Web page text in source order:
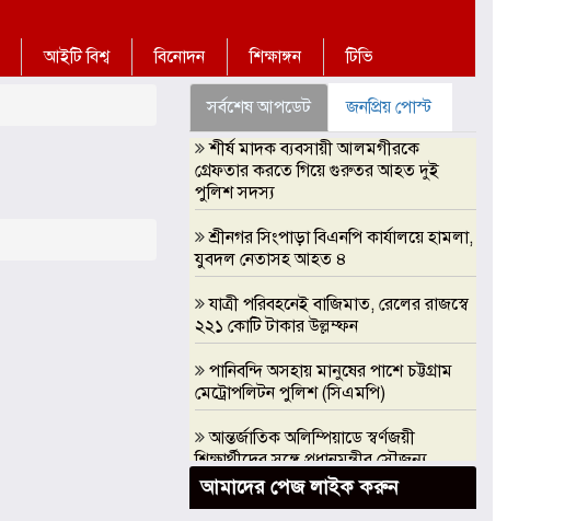
আইটি বিশ্ব বিনোদন শিক্ষাঙ্গন টিভি
সর্বশেষ আপডেট
জনপ্রিয় পোস্ট
শীর্ষ মাদক ব্যবসায়ী আলমগীরকে
গ্রেফতার করতে গিয়ে গুরুতর আহত দুই
পুলিশ সদস্য
শ্রীনগর সিংপাড়া বিএনপি কার্যালয়ে হামলা,
যুবদল নেতাসহ আহত ৪
যাত্রী পরিবহনেই বাজিমাত, রেলের রাজস্বে
২২১ কোটি টাকার উল্লম্ফন
পানিবন্দি অসহায় মানুষের পাশে চট্টগ্রাম
মেট্রোপলিটন পুলিশ (সিএমপি)
আন্তর্জাতিক অলিম্পিয়াডে স্বর্ণজয়ী
শিক্ষার্থীদের সঙ্গে প্রধানমন্ত্রীর সৌজন্য
সাক্ষাৎ, এআই অলিম্পিয়াডে সরকারি
সহযোগিতার আশ্বাস
আমাদের পেজ লাইক করুন